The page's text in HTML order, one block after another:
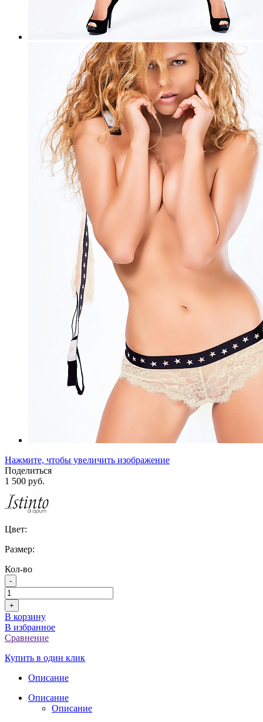
Нажмите, чтобы увеличить изображение
Поделиться
1 500 руб.
Цвет:
Размер:
Кол-во
-
+
В корзину
В избранное
Сравнение
Купить в один клик
Описание
Описание
Описание